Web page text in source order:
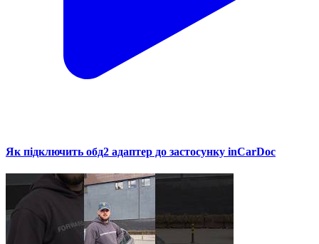
Як підключить обд2 адаптер до застосунку inCarDoc